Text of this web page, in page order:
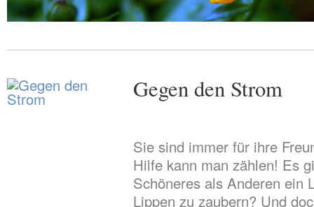
Gegen den Strom
Sie sind immer für ihre
Hilfe kann man zählen! Es
Schöneres als Anderen ein
Lippen zu zaubern? Und